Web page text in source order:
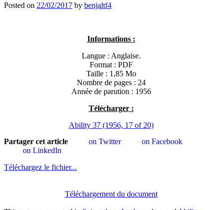
Posted on 22/02/2017 by benjaltf4
Informations :
Langue : Anglaise.
Format : PDF
Taille : 1,85 Mo
Nombre de pages : 24
Année de parution : 1956
Télécharger :
Ability 37 (1956, 17 of 20)
Partager cet article
on Twitter
on Facebook
on LinkedIn
Téléchargez le fichier...
Téléchargement du document